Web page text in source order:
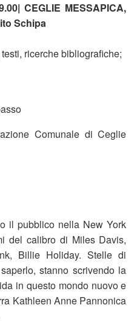
CEGLIE MESSAPICA,
Schipa
ricerche bibliografiche;
Comunale di Ceglie
il pubblico nella New York
del calibro di Miles Davis,
Billie Holiday. Stelle di
stanno scrivendo la
in questo mondo nuovo e
Kathleen Anne Pannonica